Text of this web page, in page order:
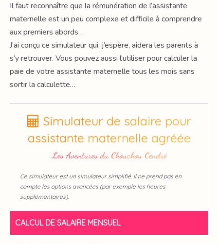
Il faut reconnaître que la rémunération de l’assistante
maternelle est un peu complexe et difficile à comprendre
aux premiers abords…
J’ai conçu ce simulateur qui, j’espère, aidera les parents à
s’y retrouver. Vous pouvez aussi l’utiliser pour calculer la
paie de votre assistante maternelle tous les mois sans
sortir la calculette…
Simulateur de salaire pour
assistante maternelle agréée
Les Aventures du Chouchou Cendré
Ce simulateur est un simulateur simplifié. Il ne prend pas en
compte les options avancées (par exemple les heures
supplémentaires).
CALCUL DE SALAIRE MENSUEL